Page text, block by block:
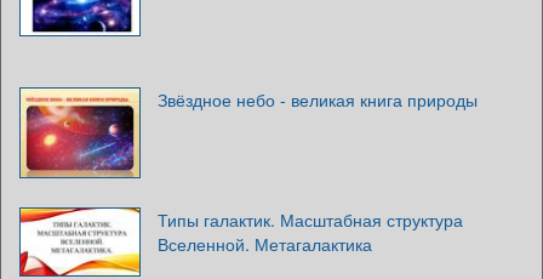
Звёздное небо - великая книга природы
Типы галактик. Масштабная структура
Вселенной. Метагалактика